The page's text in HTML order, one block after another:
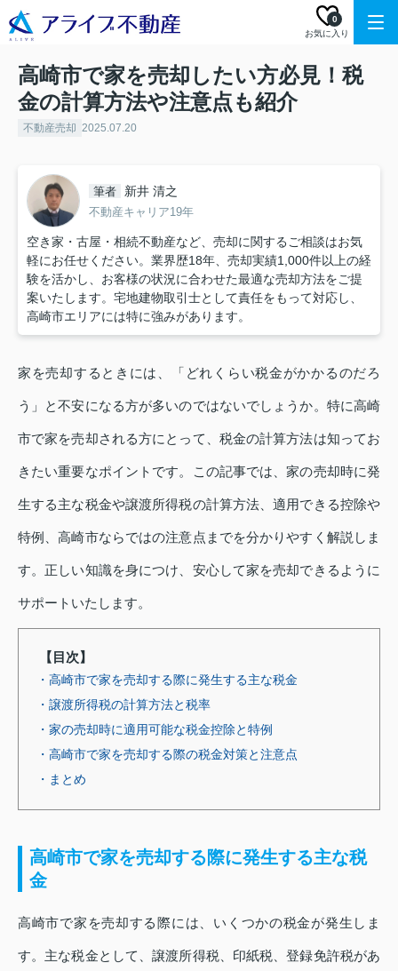
お気に入り
0
高崎市で家を売却したい方必見！税
金の計算方法や注意点も紹介
不動産売却 2025.07.20
筆者 新井 清之
不動産キャリア19年
空き家・古屋・相続不動産など、売却に関するご相談はお気
軽にお任せください。業界歴18年、売却実績1,000件以上の経
験を活かし、お客様の状況に合わせた最適な売却方法をご提
案いたします。宅地建物取引士として責任をもって対応し、
高崎市エリアには特に強みがあります。
家を売却するときには、「どれくらい税金がかかるのだろ
う」と不安になる方が多いのではないでしょうか。特に高崎
市で家を売却される方にとって、税金の計算方法は知ってお
きたい重要なポイントです。この記事では、家の売却時に発
生する主な税金や譲渡所得税の計算方法、適用できる控除や
特例、高崎市ならではの注意点までを分かりやすく解説しま
す。正しい知識を身につけ、安心して家を売却できるように
サポートいたします。
【目次】
・高崎市で家を売却する際に発生する主な税金
・譲渡所得税の計算方法と税率
・家の売却時に適用可能な税金控除と特例
・高崎市で家を売却する際の税金対策と注意点
・まとめ
高崎市で家を売却する際に発生する主な税
金
高崎市で家を売却する際には、いくつかの税金が発生しま
す。主な税金として、譲渡所得税、印紙税、登録免許税があ